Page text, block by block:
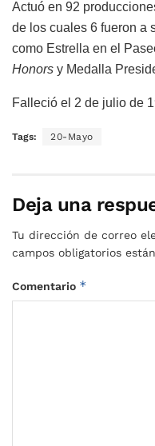
Actuó en 92
de los cuales 6 fueron a
como Estrella en el
Honors y Medalla
Falleció el 2 de julio de
Tags: 20-Mayo
Deja una
Tu dirección de correo
campos obligatorios
Comentario *